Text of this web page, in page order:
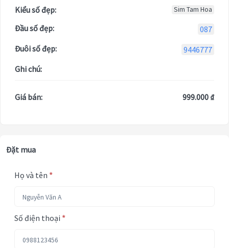
Kiểu số đẹp: Sim Tam Hoa
Đầu số đẹp:
087
Đuôi số đẹp:
9446777
Ghi chú:
Giá bán: 999.000 ₫
Đặt mua
Họ và tên *
Số điện thoại *